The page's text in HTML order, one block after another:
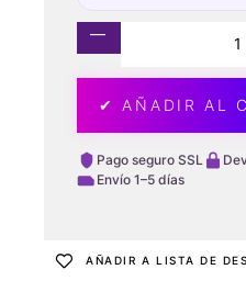
✔ AÑADIR AL
Pago seguro SSL
Envío 1–5 días
AÑADIR A LISTA DE